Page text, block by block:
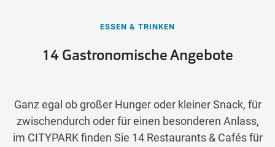
ESSEN & TRINKEN
14 Gastronomische Angebote
Ganz egal ob großer Hunger oder kleiner Snack, für
zwischendurch oder für einen besonderen Anlass,
im CITYPARK finden Sie 14 Restaurants & Cafés für